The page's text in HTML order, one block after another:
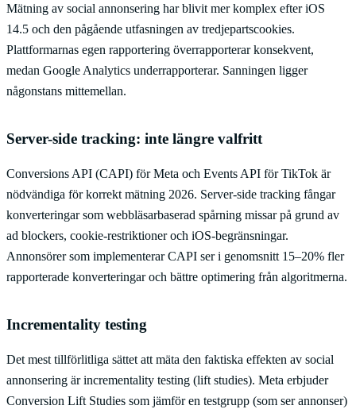
Mätning av social annonsering har blivit mer komplex efter iOS
14.5 och den pågående utfasningen av tredjepartscookies.
Plattformarnas egen rapportering överrapporterar konsekvent,
medan Google Analytics underrapporterar. Sanningen ligger
någonstans mittemellan.
Server-side tracking: inte längre valfritt
Conversions API (CAPI) för Meta och Events API för TikTok är
nödvändiga för korrekt mätning 2026. Server-side tracking fångar
konverteringar som webbläsarbaserad spårning missar på grund av
ad blockers, cookie-restriktioner och iOS-begränsningar.
Annonsörer som implementerar CAPI ser i genomsnitt 15–20% fler
rapporterade konverteringar och bättre optimering från algoritmerna.
Incrementality testing
Det mest tillförlitliga sättet att mäta den faktiska effekten av social
annonsering är incrementality testing (lift studies). Meta erbjuder
Conversion Lift Studies som jämför en testgrupp (som ser annonser)